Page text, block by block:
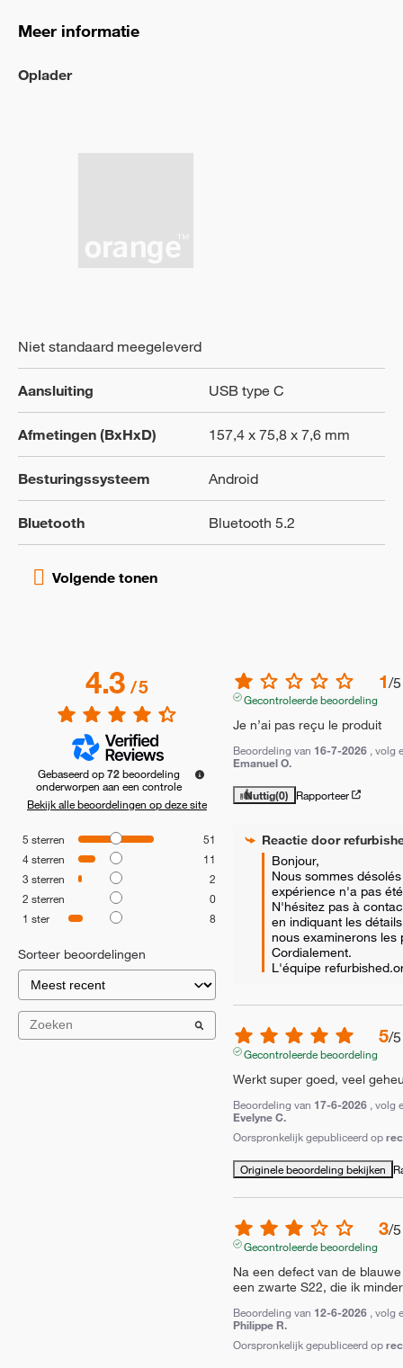
Meer informatie
Oplader
Niet standaard meegeleverd
Aansluiting USB type C
Afmetingen (BxHxD) 157,4 x 75,8 x 7,6 mm
Besturingssysteem Android
Bluetooth Bluetooth 5.2
4.3/5
Gebaseerd op72beoordeling
onderworpen aan een controle
Bekijk alle beoordelingen op deze site
5 sterren
51
4sterren
11
3 sterren
2
2 sterren
0
1 ster 8
Sorteer beoordelingen
1/5
Gecontroleerde beoordeling
Je n’ai pas reçu le produit
Beoordeling van 16-7-2026 , volg
Emanuel O.
Nuttig(0) Rapporteer
Reactie door
Bonjour,
Nous sommes
expérience n'a pas
N'hésitez pas à
en indiquant les
nous examinerons
Cordialement.
L'équipe
5/5
Gecontroleerde beoordeling
Werkt super goed, veel
Beoordeling van 17-6-2026 , volg
Evelyne C.
Oorspronkelijk gepubliceerd op
Originele beoordeling bekijken
3/5
Gecontroleerde beoordeling
Na een defect van de
een zwarte S22, die ik
Beoordeling van 12-6-2026 , volg
Philippe R.
Oorspronkelijk gepubliceerd op